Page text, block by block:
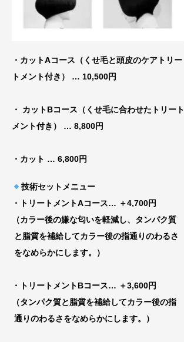
・カットAコース（くせ毛と頭皮のケアトリー
トメント付き） … 10,500円
・ カットBコース（くせ毛に合わせたトリート
メント付き）
… 8,800円
・カット … 6,800円
技術セットメニュー
・トリートメントAコース… ＋4,700円
（カラー後の嫌な匂いを軽減し、タンパク質
と脂質を補給してカラー後の指通りのわるさ
をなめらかにします。）
・トリートメントBコース… ＋3,600円
（タンパク質と脂質を補給してカラー後の指
通りのわるさをなめらかにします。）